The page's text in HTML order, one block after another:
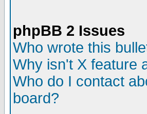
phpBB 2 Issues
Who wrote this
Why isn't X feature
Who do I contact
board?